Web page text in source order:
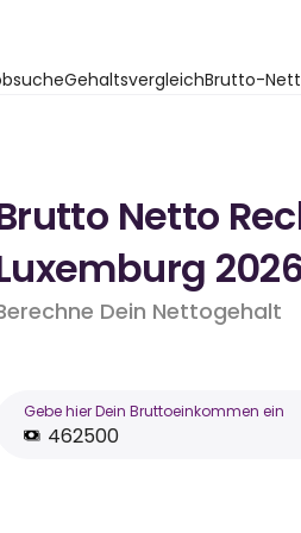
GehaltsvergleichBrutto-
Netto
Dein Nettogehalt
Gebe hier Dein Bruttoeinkommen ein